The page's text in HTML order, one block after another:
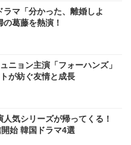
ラマ「分かった、離婚しよ
葛藤を熱演！
ニョン主演「フォーハンズ」
が紡ぐ友情と成長
気シリーズが帰ってくる！
始 韓国ドラマ4選